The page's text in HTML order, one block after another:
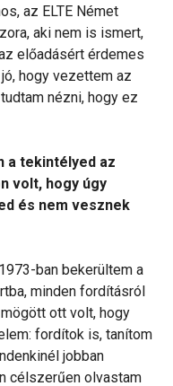
az ELTE Német
aki nem is ismert,
előadásért érdemes
hogy vezettem az
nézni, hogy ez
a tekintélyed az
volt, hogy úgy
és nem vesznek
ban bekerültem a
minden fordításról
ott volt, hogy
fordítok is, tanítom
jobban
célszerűen olvastam